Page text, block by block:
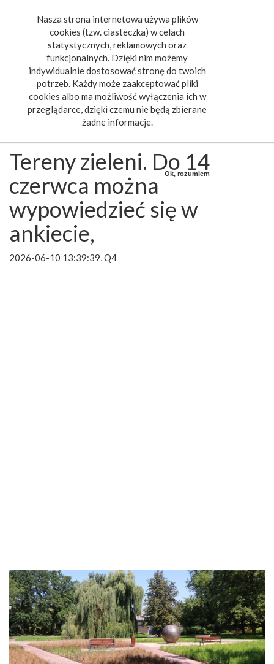
Nasza strona internetowa używa plików
cookies (tzw. ciasteczka) w celach
statystycznych, reklamowych oraz
funkcjonalnych. Dzięki nim możemy
indywidualnie dostosować stronę do twoich
potrzeb. Każdy może zaakceptować pliki
cookies albo ma możliwość wyłączenia ich w
przeglądarce, dzięki czemu nie będą zbierane
żadne informacje.
Ok, rozumiem
Tereny zieleni. Do 14
czerwca można
wypowiedzieć się w
ankiecie,
2026-06-10 13:39:39, Q4